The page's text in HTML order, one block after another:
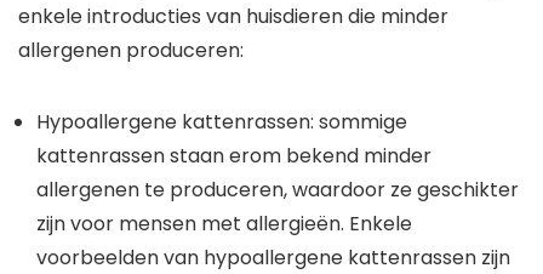
enkele introducties van huisdieren die minder
allergenen produceren:
Hypoallergene kattenrassen: sommige
kattenrassen staan erom bekend minder
allergenen te produceren, waardoor ze geschikter
zijn voor mensen met allergieën. Enkele
voorbeelden van hypoallergene kattenrassen zijn